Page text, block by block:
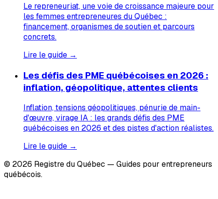
Le repreneuriat, une voie de croissance majeure pour
les femmes entrepreneures du Québec :
financement, organismes de soutien et parcours
concrets.
Lire le guide →
Les défis des PME québécoises en 2026 :
inflation, géopolitique, attentes clients
Inflation, tensions géopolitiques, pénurie de main-
d'œuvre, virage IA : les grands défis des PME
québécoises en 2026 et des pistes d'action réalistes.
Lire le guide →
© 2026 Registre du Québec — Guides pour entrepreneurs
québécois.